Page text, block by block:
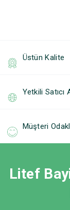
Üstün Kalite
Yetkili Satıcı
Müşteri
Litef